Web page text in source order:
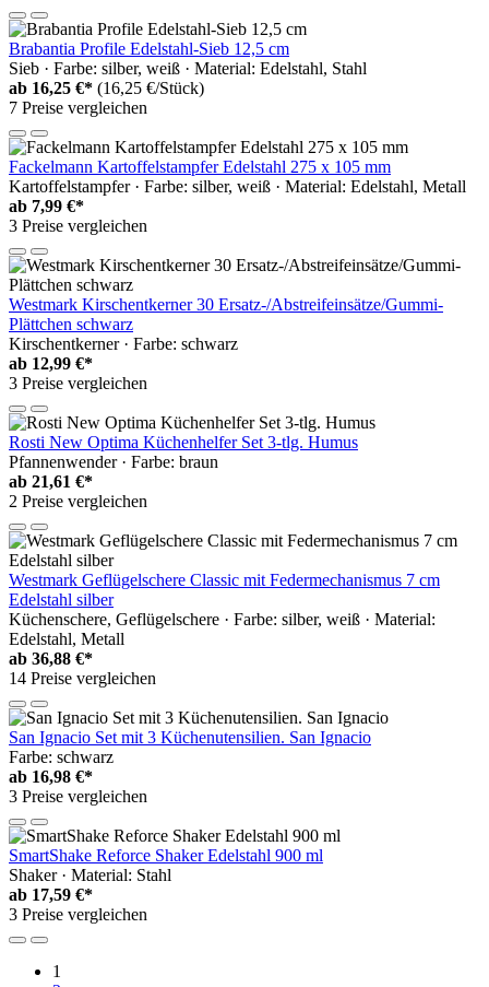
Brabantia Profile Edelstahl-Sieb 12,5 cm
Sieb · Farbe: silber, weiß · Material: Edelstahl, Stahl
ab 16,25 €* (16,25 €/Stück)
7 Preise vergleichen
Fackelmann Kartoffelstampfer Edelstahl 275 x 105 mm
Kartoffelstampfer · Farbe: silber, weiß · Material: Edelstahl, Metall
ab 7,99 €*
3 Preise vergleichen
Westmark Kirschentkerner 30 Ersatz-/Abstreifeinsätze/Gummi-
Plättchen schwarz
Kirschentkerner · Farbe: schwarz
ab 12,99 €*
3 Preise vergleichen
Rosti New Optima Küchenhelfer Set 3-tlg. Humus
Pfannenwender · Farbe: braun
ab 21,61 €*
2 Preise vergleichen
Westmark Geflügelschere Classic mit Federmechanismus 7 cm
Edelstahl silber
Küchenschere, Geflügelschere · Farbe: silber, weiß · Material:
Edelstahl, Metall
ab 36,88 €*
14 Preise vergleichen
San Ignacio Set mit 3 Küchenutensilien. San Ignacio
Farbe: schwarz
ab 16,98 €*
3 Preise vergleichen
SmartShake Reforce Shaker Edelstahl 900 ml
Shaker · Material: Stahl
ab 17,59 €*
3 Preise vergleichen
1